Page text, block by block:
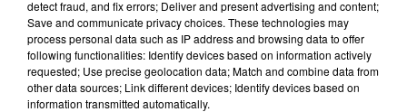
qui a concocté toutes les recettes. Et pour couronner le tout,
l'expert anti-cuite a également élaboré une boisson contre la
gueule de bois, à base de miel, d'eau et de sel. Bon appétit !
detect fraud, and fix errors; Deliver and present advertising and content;
Save and communicate privacy choices. These technologies may
process personal data such as IP address and browsing data to offer
following functionalities: Identify devices based on information actively
requested; Use precise geolocation data; Match and combine data from
other data sources; Link different devices; Identify devices based on
information transmitted automatically.